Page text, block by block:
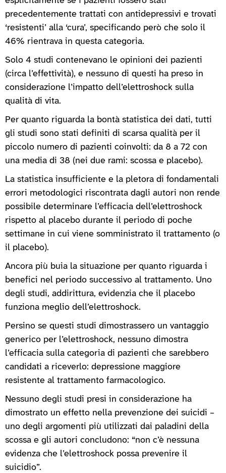
precedentemente trattati con antidepressivi e trovati
‘resistenti’ alla ‘cura’, specificando però che solo il
46% rientrava in questa categoria.
Solo 4 studi contenevano le opinioni dei pazienti
(circa l’effettività), e nessuno di questi ha preso in
considerazione l’impatto dell’elettroshock sulla
qualità di vita.
Per quanto riguarda la bontà statistica dei dati, tutti
gli studi sono stati definiti di scarsa qualità per il
piccolo numero di pazienti coinvolti: da 8 a 72 con
una media di 38 (nei due rami: scossa e placebo).
La statistica insufficiente e la pletora di fondamentali
errori metodologici riscontrata dagli autori non rende
possibile determinare l’efficacia dell’elettroshock
rispetto al placebo durante il periodo di poche
settimane in cui viene somministrato il trattamento (o
il placebo).
Ancora più buia la situazione per quanto riguarda i
benefici nel periodo successivo al trattamento. Uno
degli studi, addirittura, evidenzia che il placebo
funziona meglio dell’elettroshock.
Persino se questi studi dimostrassero un vantaggio
generico per l’elettroshock, nessuno dimostra
l’efficacia sulla categoria di pazienti che sarebbero
candidati a riceverlo: depressione maggiore
resistente al trattamento farmacologico.
Nessuno degli studi presi in considerazione ha
dimostrato un effetto nella prevenzione dei suicidi –
uno degli argomenti più utilizzati dai paladini della
scossa e gli autori concludono: “non c’è nessuna
evidenza che l’elettroshock possa prevenire il
suicidio”.